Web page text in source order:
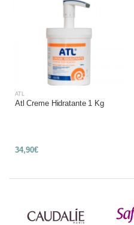
ATL
Atl Creme Hidratante 1 Kg
34,90€